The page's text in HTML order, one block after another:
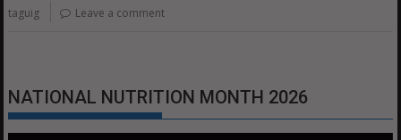
taguig Leave a comment
NATIONAL NUTRITION MONTH 2026